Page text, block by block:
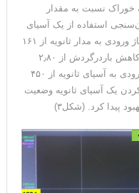
نسبت به مقدار
استفاده از یک آسیای
ثانویه مشخص شد که با توجه به کاهش تناژ ورودی به مدار ثانویه از ۱۶۱
به ۱۳۳ تن بر ساعت در هر فاز و همچنین کاهش باردرگردش از ۲٫۸۰
طراحی به مقدار ۰٫۹۷ باعث کاهش تناژ ورودی به آسیای ثانویه از ۴۵۰
کردن یک آسیای ثانویه وضعیت
پیدا کرد. (شکل۳)